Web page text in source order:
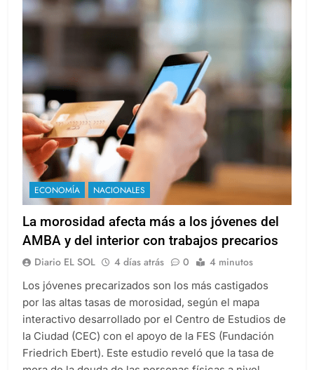
ECONOMÍA NACIONALES
La morosidad afecta más a los jóvenes del
AMBA y del interior con trabajos precarios
Diario EL SOL 4 días atrás 0 4 minutos
Los jóvenes precarizados son los más castigados
por las altas tasas de morosidad, según el mapa
interactivo desarrollado por el Centro de Estudios de
la Ciudad (CEC) con el apoyo de la FES (Fundación
Friedrich Ebert). Este estudio reveló que la tasa de